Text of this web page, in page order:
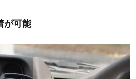
可能